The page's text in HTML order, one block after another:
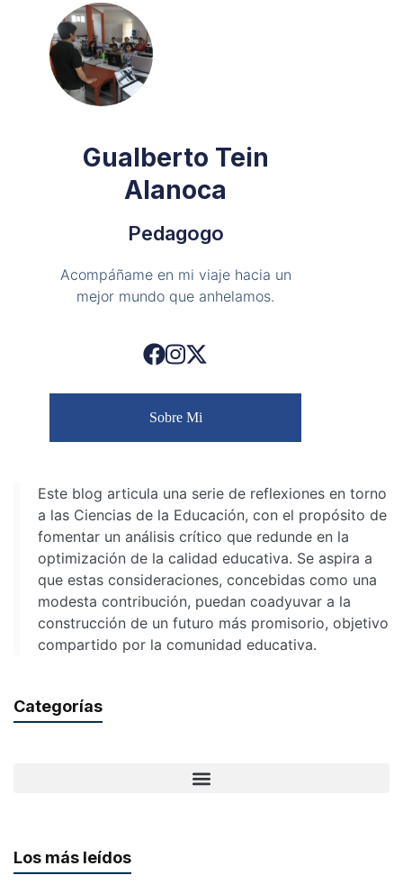
Gualberto Tein
Alanoca
Pedagogo
Acompáñame en mi viaje hacia un
mejor mundo que anhelamos.
Sobre Mi
Este blog articula una serie de reflexiones en torno
a las Ciencias de la Educación, con el propósito de
fomentar un análisis crítico que redunde en la
optimización de la calidad educativa. Se aspira a
que estas consideraciones, concebidas como una
modesta contribución, puedan coadyuvar a la
construcción de un futuro más promisorio, objetivo
compartido por la comunidad educativa.
Categorías
Los más leídos